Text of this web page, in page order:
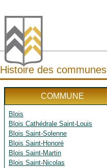
Histoire des communes
COMMUNE
Blois
Blois Cathédrale Saint-Louis
Blois Saint-Solenne
Blois Saint-Honoré
Blois Saint-Martin
Blois Saint-Nicolas